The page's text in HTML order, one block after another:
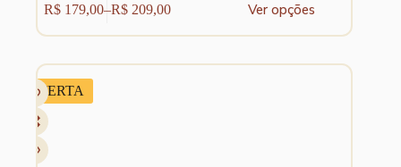
R$179,00–R$209,00
Faixa
de
R$ 179,00
Ver opções
produto
tem
variantes.
As
opções
podem
ser
escolhidas
OFERTA